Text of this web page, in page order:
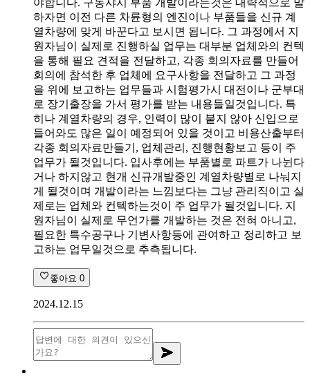
하자면 이전 다른 차륜형의 엔진이나 부품들을 신규 계
열차량에 맞게 바꾼다고 보시면 됩니다. 그 과정에서 지
원자님이 실제로 진행하실 업무는 대부분 업체와의 컨텍
을 통해 필요 견적을 전달하고, 각종 회의자료를 만들어
회의에 참석한 후 업체에 요구사항을 전달하고 그 과정
을 위에 보고하는 업무들과 시험평가시 대전이나 군부대
로 장기출장을 가서 평가를 받는 내용들일것입니다. 특
히나 계열차량의 경우, 인력이 많이 붙지 않아 신입으로
들어와도 많은 일이 예정되어 있을 것이고 비용산출부터
각종 회의자료만들기, 업체관리, 진행현황보고 등이 주
업무가 될것입니다. 입사후에는 부품별로 파트가 나뉜다
거나 하지않고 현개 신규개발중인 계열차량별로 나눠지
게 될것이며 개발이라는 느낌보다는 그냥 관리직이고 실
제로는 업체와 컨텍하는것이 주 업무가 될것입니다. 지
원자님이 실제로 무언가를 개발하는 것은 전혀 아니고,
필요한 특수공구나 기변사항등에 관여하고 정리하고 보
고하는 업무일것으로 추측됩니다.
좋아요 0
2024.12.15